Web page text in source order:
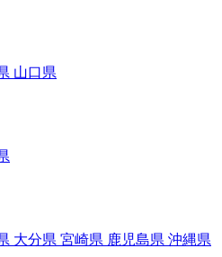
山口県
大分県 宮崎県 鹿児島県 沖縄県